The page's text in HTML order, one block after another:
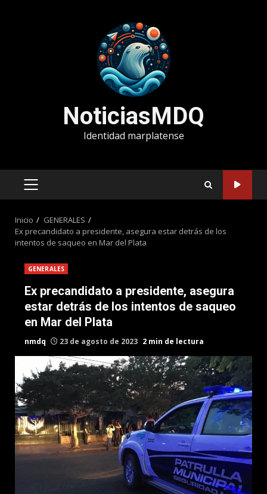
NoticiasMDQ
Identidad marplatense
MENÚ
Inicio
GENERALES
Ex precandidato a presidente, asegura estar detrás de los
intentos de saqueo en Mar del Plata
GENERALES
Ex precandidato a presidente, asegura
estar detrás de los intentos de saqueo
en Mar del Plata
nmdq 23 de agosto de 2023 2 min de lectura